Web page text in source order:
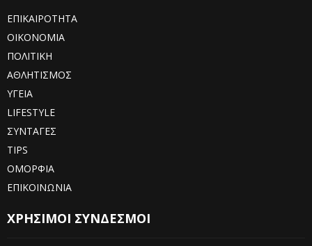
ΕΠΙΚΑΙΡΟΤΗΤΑ
ΟΙΚΟΝΟΜΙΑ
ΠΟΛΙΤΙΚΗ
ΑΘΛΗΤΙΣΜΟΣ
ΥΓΕΙΑ
LIFESTYLE
ΣΥΝΤΑΓΕΣ
TIPS
ΟΜΟΡΦΙΑ
ΕΠΙΚΟΙΝΩΝΙΑ
ΧΡΗΣΙΜΟΙ ΣΥΝΔΕΣΜΟΙ